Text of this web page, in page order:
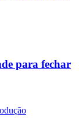
para fechar